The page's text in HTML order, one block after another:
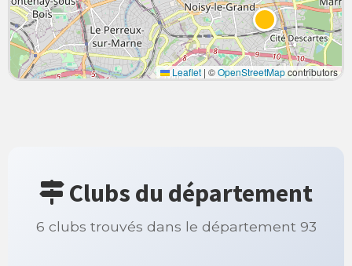
Leaflet | ©OpenStreetMapcontributors
Clubs du département
6 clubs trouvés dans le département 93